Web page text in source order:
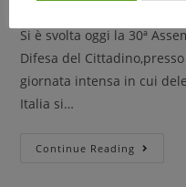
Si è svolta oggi la 30ª
Difesa del
giornata intensa in cui
Italia si…
Continue Reading